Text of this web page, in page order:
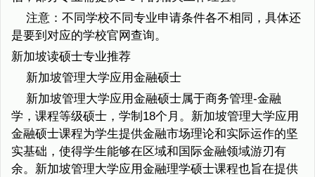
注意：不同学校不同专业申请条件各不相同，具体还
是要到对应的学校官网查询。
新加坡读硕士专业推荐
新加坡管理大学应用金融硕士
新加坡管理大学应用金融硕士属于商务管理-金融
学，课程等级硕士，学制18个月。新加坡管理大学应用
金融硕士课程为学生提供金融市场理论和实际运作的坚
实基础，使得学生能够在区域和国际金融领域游刃有
余。新加坡管理大学应用金融理学硕士课程也旨在提供